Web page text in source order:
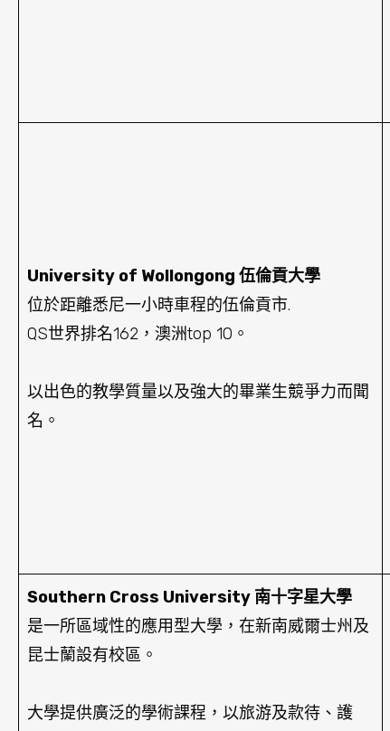
University of Wollongong 伍倫貢大學
位於距離悉尼一小時車程的伍倫貢市.
QS世界排名162，澳洲top 10。
以出色的教學質量以及強大的畢業生競爭力而聞
名。
Southern Cross University 南十字星大學
是一所區域性的應用型大學，在新南威爾士州及
昆士蘭設有校區。
大學提供廣泛的學術課程，以旅游及款待、護